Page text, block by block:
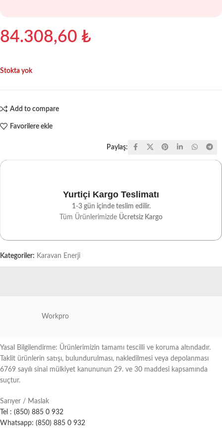
84.308,60 ₺
Stokta yok
Add to compare
Favorilere ekle
Paylaş:
Yurtiçi Kargo Teslimatı
1-3 gün içinde teslim edilir.
Tüm Ürünlerimizde Ücretsiz Kargo
Kategoriler: Karavan Enerji
Workpro
Yasal Bilgilendirme: Ürünlerimizin tamamı tescilli ve koruma altındadır.
Taklit ürünlerin satışı, bulundurulması, nakledilmesi veya depolanması
6769 sayılı sinai mülkiyet kanununun 29. ve 30 maddesi kapsamında
suçtur.
Sarıyer / Maslak
Tel : (850) 885 0 932
Whatsapp: (850) 885 0 932